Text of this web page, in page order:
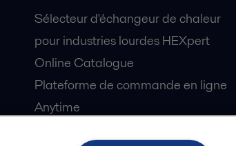
Sélecteur d'échangeur de chaleur
pour industries lourdes HEXpert
Online Catalogue
Plateforme de commande en ligne
Anytime